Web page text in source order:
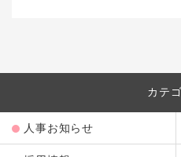
カテ
人事お知らせ